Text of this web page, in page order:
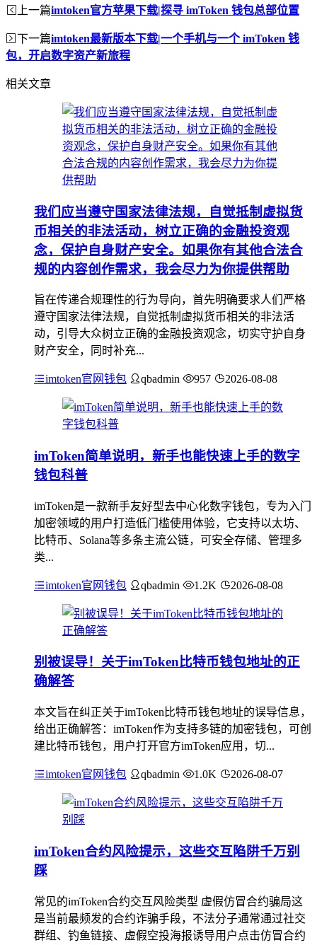
上一篇imtoken官方苹果下载|探寻 imToken 钱包总部位置
下一篇imtoken最新版本下载|一个手机与一个 imToken 钱
包，开启数字资产新旅程
相关文章
我们应当遵守国家法律法规，自觉抵制虚拟货
币相关的非法活动，树立正确的金融投资观
念，保护自身财产安全。如果你有其他合法合
规的内容创作需求，我会尽力为你提供帮助
旨在传递合规理性的行为导向，首先明确要求人们严格
遵守国家法律法规，自觉抵制虚拟货币相关的非法活
动，引导大众树立正确的金融投资观念，切实守护自身
财产安全，同时补充...
imtoken官网钱包 qbadmin 957 2026-08-08
imToken简单说明，新手也能快速上手的数字
钱包科普
imToken是一款新手友好型去中心化数字钱包，专为入门
加密领域的用户打造低门槛使用体验，它支持以太坊、
比特币、Solana等多条主流公链，可安全存储、管理多
类...
imtoken官网钱包 qbadmin 1.2K 2026-08-08
别被误导！关于imToken比特币钱包地址的正
确解答
本文旨在纠正关于imToken比特币钱包地址的误导信息，
给出正确解答：imToken作为支持多链的加密钱包，可创
建比特币钱包，用户打开官方imToken应用，切...
imtoken官网钱包 qbadmin 1.0K 2026-08-07
imToken合约风险提示，这些交互陷阱千万别
踩
常见的imToken合约交互风险类型 虚假仿冒合约骗局这
是当前最频发的合约诈骗手段，不法分子通常通过社交
群组、钓鱼链接、虚假空投海报诱导用户点击仿冒合约